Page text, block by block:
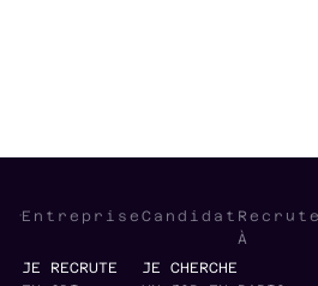
Entreprise
JE RECRUTE
Candidat
JE CHERCHE
À